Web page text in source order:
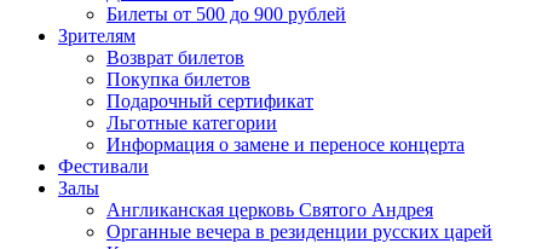
Билеты от 500 до 900 рублей
Зрителям
Возврат билетов
Покупка билетов
Подарочный сертификат
Льготные категории
Информация о замене и переносе концерта
Фестивали
Залы
Англиканская церковь Святого Андрея
Органные вечера в резиденции русских царей